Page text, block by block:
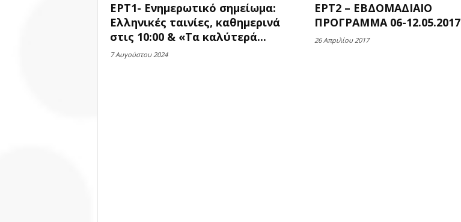
ΕΡΤ1- Ενημερωτικό σημείωμα:
Ελληνικές ταινίες, καθημερινά
στις 10:00 & «Τα καλύτερά...
7 Αυγούστου 2024
ΕΡΤ2 – ΕΒΔΟΜΑΔΙΑΙΟ
ΠΡΟΓΡΑΜΜΑ 06-12.05.2017
26 Απριλίου 2017